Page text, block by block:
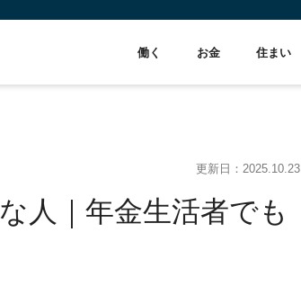
働く お金 住まい
更新日： 2025.10.23
人｜年金生活者でも